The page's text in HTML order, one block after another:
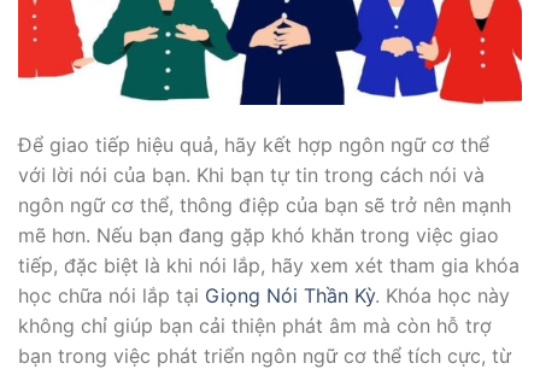
Để giao tiếp hiệu quả, hãy kết hợp ngôn ngữ cơ thể
với lời nói của bạn. Khi bạn tự tin trong cách nói và
ngôn ngữ cơ thể, thông điệp của bạn sẽ trở nên mạnh
mẽ hơn. Nếu bạn đang gặp khó khăn trong việc giao
tiếp, đặc biệt là khi nói lắp, hãy xem xét tham gia khóa
học chữa nói lắp tại Giọng Nói Thần Kỳ. Khóa học này
không chỉ giúp bạn cải thiện phát âm mà còn hỗ trợ
bạn trong việc phát triển ngôn ngữ cơ thể tích cực, từ